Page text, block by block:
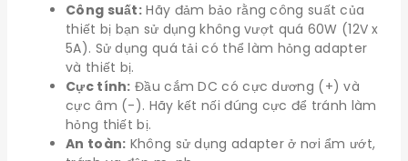
Công suất: Hãy đảm bảo rằng công suất của
thiết bị bạn sử dụng không vượt quá 60W (12V x
5A). Sử dụng quá tải có thể làm hỏng adapter
và thiết bị.
Cực tính: Đầu cắm DC có cực dương (+) và
cực âm (-). Hãy kết nối đúng cực để tránh làm
hỏng thiết bị.
An toàn: Không sử dụng adapter ở nơi ẩm ướt,